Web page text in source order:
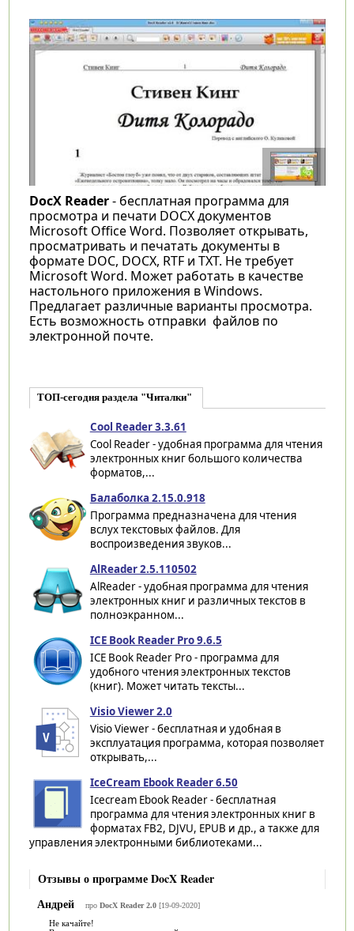
DocX Reader- бесплатная программа для
просмотра и печати DOCX документов
Microsoft Office Word. Позволяет открывать,
просматривать и печатать документы в
формате DOC, DOCX, RTF и TXT. Не требует
Microsoft Word. Может работать в качестве
настольного приложения в Windows.
Предлагает различные варианты просмотра.
Есть возможность отправки файлов по
электронной почте.
ТОП-сегодня раздела "Читалки"
Cool Reader 3.3.61
Cool Reader - удобная программа для чтения
электронных книг большого количества
форматов,...
Балаболка 2.15.0.918
Программа предназначена для чтения
вслух текстовых файлов. Для
воспроизведения звуков...
AlReader 2.5.110502
AlReader - удобная программа для чтения
электронных книг и различных текстов в
полноэкранном...
ICE Book Reader Pro 9.6.5
ICE Book Reader Pro - программа для
удобного чтения электронных текстов
(книг). Может читать тексты...
Visio Viewer 2.0
Visio Viewer - бесплатная и удобная в
эксплуатация программа, которая позволяет
открывать,...
IceCream Ebook Reader 6.50
Icecream Ebook Reader - бесплатная
программа для чтения электронных книг в
форматах FB2, DJVU, EPUB и др., а также для
управления электронными библиотеками...
Отзывы о программе DocX Reader
Андрей
про DocX Reader 2.0[19-09-2020]
Не качайте!